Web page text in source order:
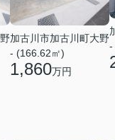
加古川市加古川町大野
- (166.62㎡)
1,860万円
-